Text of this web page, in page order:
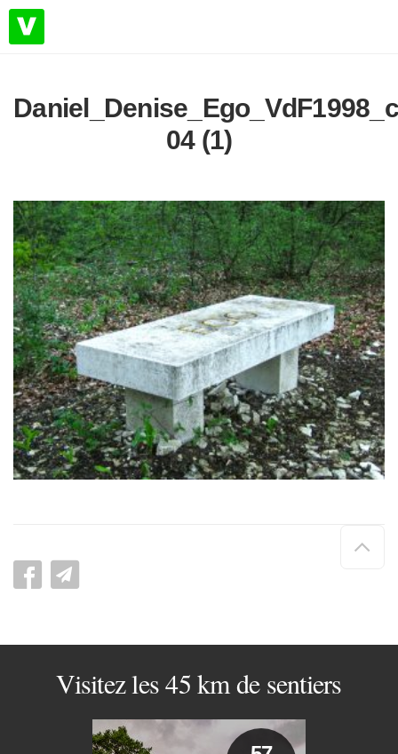
04 (1)
de
Visitez les 45 km de sentiers